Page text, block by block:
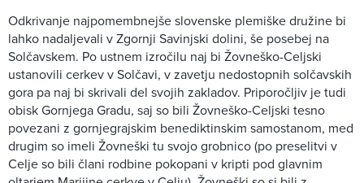
Odkrivanje najpomembnejše slovenske plemiške družine bi
lahko nadaljevali v Zgornji Savinjski dolini, še posebej na
Solčavskem. Po ustnem izročilu naj bi Žovneško-Celjski
ustanovili cerkev v Solčavi, v zavetju nedostopnih solčavskih
gora pa naj bi skrivali del svojih zakladov. Priporočljiv je tudi
obisk Gornjega Gradu, saj so bili Žovneško-Celjski tesno
povezani z gornjegrajskim benediktinskim samostanom, med
drugim so imeli Žovneški tu svojo grobnico (po preselitvi v
Celje so bili člani rodbine pokopani v kripti pod glavnim